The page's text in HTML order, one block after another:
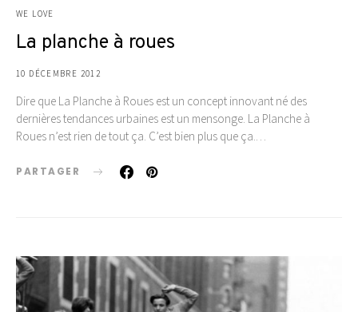
WE LOVE
La planche à roues
10 DÉCEMBRE 2012
Dire que La Planche à Roues est un concept innovant né des
dernières tendances urbaines est un mensonge. La Planche à
Roues n’est rien de tout ça. C’est bien plus que ça.…
PARTAGER